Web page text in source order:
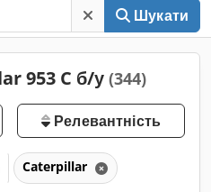
Шукати
953 C б/у (344)
Релевантність
Caterpillar